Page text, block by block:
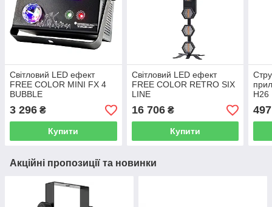
Світловий LED ефект
FREE COLOR MINI FX 4
BUBBLE
3 296 ₴
Купити
Світловий LED ефект
FREE COLOR RETRO SIX
LINE
16 706₴
Купити
H26
497
Акційні пропозиції та новинки